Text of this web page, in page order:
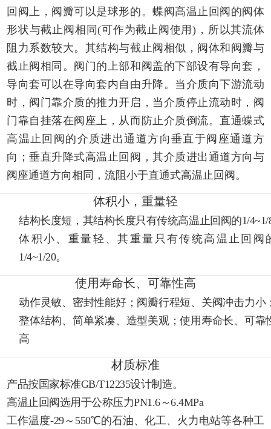
回阀上，阀瓣可以是球形的。蝶阀高温止回阀的阀体
形状与截止阀相同(可作为截止阀使用)，所以其流体
阻力系数较大。其结构与截止阀相似，阀体和阀瓣与
截止阀相同。阀门的上部和阀盖的下部设有导向套，
导向套可以在导向套内自由升降。当介质向下游流动
时，阀门靠介质的推力开启，当介质停止流动时，阀
门靠自挂落在阀座上，从而防止介质倒流。直通蝶式
高温止回阀的介质进出通道方向垂直于阀座通道方
向；垂直升降式高温止回阀，其介质进出通道方向与
阀座通道方向相同，流阻小于直通式高温止回阀。
体积小，重量轻
结构长度短，其结构长度只有传统高温止回阀的1/4~1/
体积小、重量轻、其重量只有传统高温止回阀
1/4~1/20。
使用寿命长、可靠性高
动作灵敏、密封性能好；阀瓣行程短、关阀冲击力小
整体结构、简单紧凑、造型美观；使用寿命长、可靠
高
材质标准
产品按国家标准GB/T12235设计制造。
高温止回阀选用于公称压力PN1.6～6.4MPa
工作温度-29～550℃的石油、化工、火力电站等各种工